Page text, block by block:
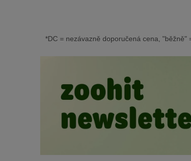
*DC = nezávazně doporučená cena,